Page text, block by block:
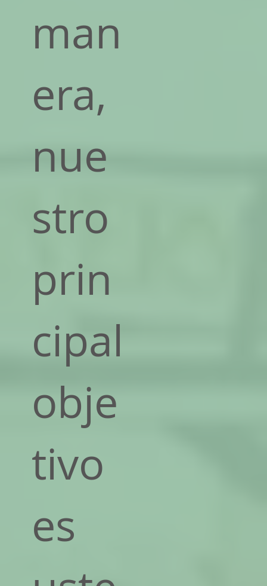
man
era,
nue
stro
prin
cipal
obje
tivo
es